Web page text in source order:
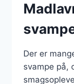
Der er
svampe på,